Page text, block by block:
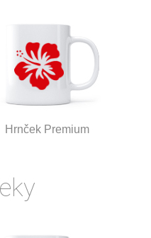
Hrnček Premium